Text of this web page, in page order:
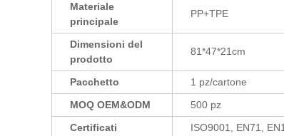
Materiale
principale
PP+TPE
Dimensioni del
prodotto
81*47*21cm
Pacchetto
1 pz/cartone
MOQ OEM&ODM
500 pz
Certificati
ISO9001, EN71,